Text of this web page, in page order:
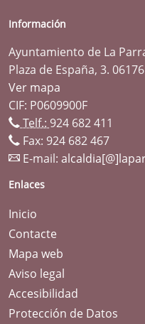
Información
Ayuntamiento de La
Plaza de España, 3.
Ver mapa
CIF: P0609900F
Telf.: 924 682 411
Fax: 924 682 467
E-mail:
Enlaces
Inicio
Contacte
Mapa web
Aviso legal
Accesibilidad
Protección de Datos